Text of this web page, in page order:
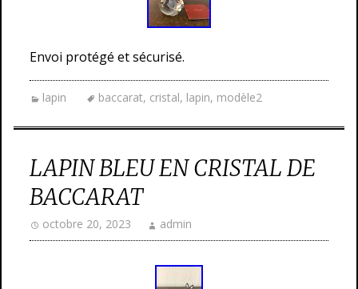
Envoi protégé et sécurisé.
lapin baccarat, cristal, lapin, modèle2
LAPIN BLEU EN CRISTAL DE
BACCARAT
octobre 20, 2023 admin